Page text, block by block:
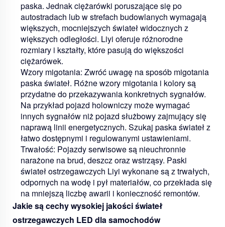
paska. Jednak ciężarówki poruszające się po
autostradach lub w strefach budowlanych wymagają
większych, mocniejszych świateł widocznych z
większych odległości. Liyi oferuje różnorodne
rozmiary i kształty, które pasują do większości
ciężarówek.
Wzory migotania: Zwróć uwagę na sposób migotania
paska świateł. Różne wzory migotania i kolory są
przydatne do przekazywania konkretnych sygnałów.
Na przykład pojazd holowniczy może wymagać
innych sygnałów niż pojazd służbowy zajmujący się
naprawą linii energetycznych. Szukaj paska świateł z
łatwo dostępnymi i regulowanymi ustawieniami.
Trwałość: Pojazdy serwisowe są nieuchronnie
narażone na brud, deszcz oraz wstrząsy. Paski
świateł ostrzegawczych Liyi wykonane są z trwałych,
odpornych na wodę i pył materiałów, co przekłada się
na mniejszą liczbę awarii i konieczność remontów.
Jakie są cechy wysokiej jakości świateł
ostrzegawczych LED dla samochodów